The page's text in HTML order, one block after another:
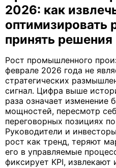
2026: как
оптимизировать
принять решения
Рост промышленного
феврале 2026 года не
стратегических
сигнал. Цифра выше
раза означает изменение
мощностей, пересмотр
переговорных позициях
Руководители и
рост как тренд, теряют
его в управляемые
фиксирует KPI, извлекают